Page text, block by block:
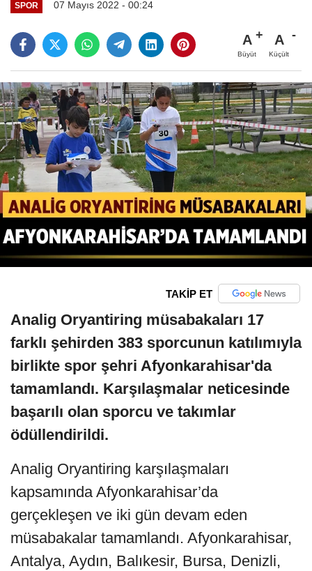
SPOR 07 Mayıs 2022 - 00:24
A
Büyüt
A
Küçült
TAKİP ET
Analig Oryantiring müsabakaları 17
farklı şehirden 383 sporcunun katılımıyla
birlikte spor şehri Afyonkarahisar'da
tamamlandı. Karşılaşmalar neticesinde
başarılı olan sporcu ve takımlar
ödüllendirildi.
Analig Oryantiring karşılaşmaları
kapsamında Afyonkarahisar’da
gerçekleşen ve iki gün devam eden
müsabakalar tamamlandı. Afyonkarahisar,
Antalya, Aydın, Balıkesir, Bursa, Denizli,